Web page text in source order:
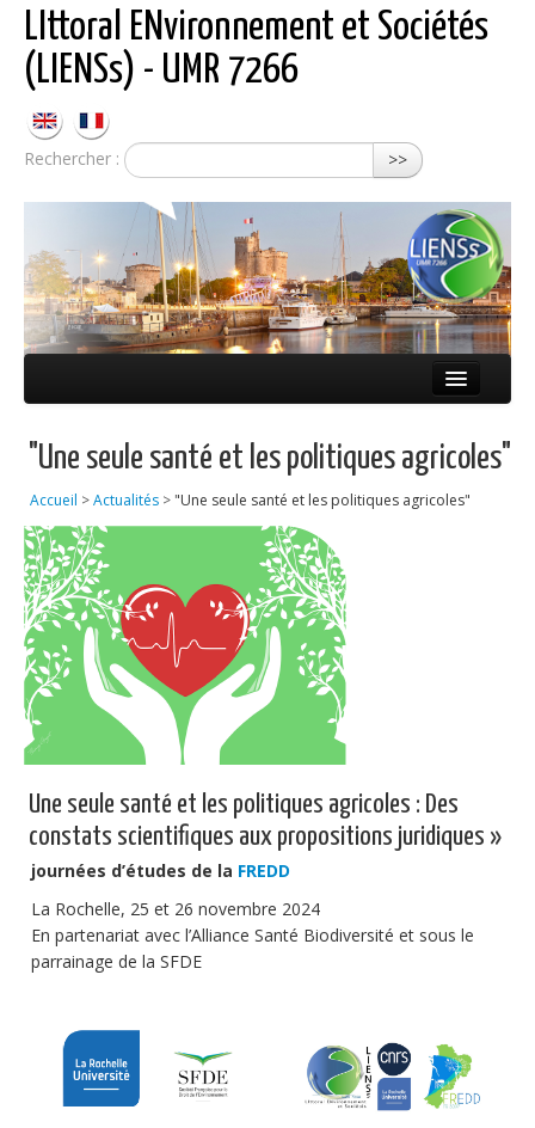
LIttoral ENvironnement et Sociétés
(LIENSs) - UMR 7266
Rechercher : >>
Équipes
Réseaux
Publications
Soutien technique
Données
Emplois/Stages/Formations
Science pour tou·te·s
Actualités
"Une seule santé et les politiques agricoles"
Accueil >Actualités > "Une seule santé et les politiques agricoles"
Une seule santé et les politiques agricoles : Des
constats scientifiques aux propositions juridiques »
journées d’études de la FREDD
La Rochelle, 25 et 26 novembre 2024
En partenariat avec l’Alliance Santé Biodiversité et sous le
parrainage de la SFDE